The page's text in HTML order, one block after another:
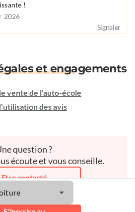
!
2026
Signaler
et engagements
vente de l'auto-école
des avis
question ?
écoute et vous conseille.
Etre contacté